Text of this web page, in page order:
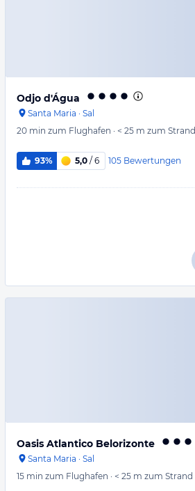
Odjo d'Água
Santa Maria · Sal
20 min zum Flughafen · < 25 m zum Strand
93% 5,0 / 6 105 Bewertungen
Oasis Atlantico Belorizonte
Santa Maria · Sal
15 min zum Flughafen · < 25 m zum Strand